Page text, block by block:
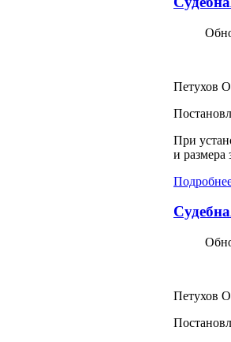
Петухов
При
и размера
Петухов